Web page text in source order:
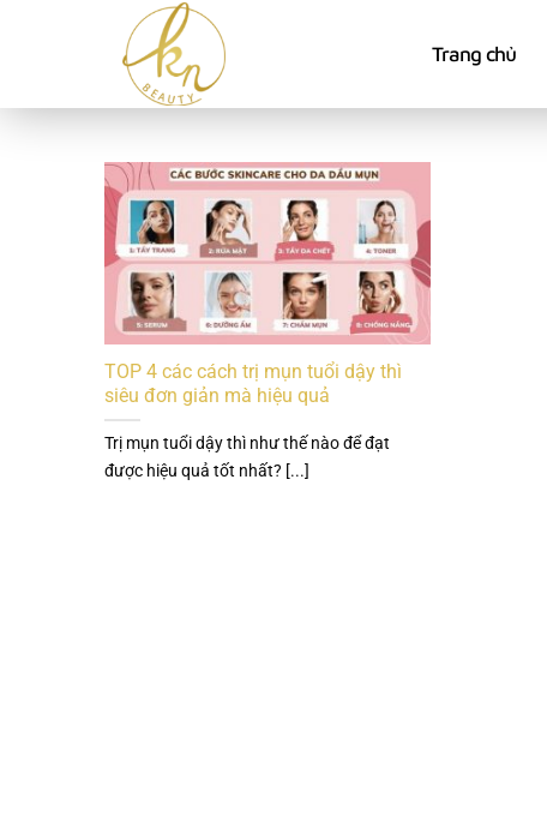
dung
Trang chủ
TOP 4 các cách trị mụn tuổi dậy thì
siêu đơn giản mà hiệu quả
Trị mụn tuổi dậy thì như thế nào để đạt
được hiệu quả tốt nhất? [...]